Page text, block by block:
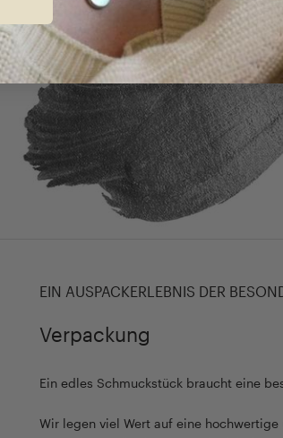
EIN AUSPACKERLEBNIS DER
Verpackung
Ein edles Schmuckstück braucht eine
Wir legen viel Wert auf eine